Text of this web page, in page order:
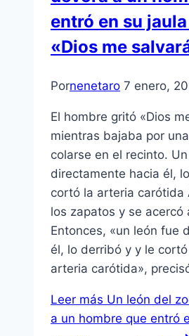
entró en su
«Dios me
Pornenetaro 7 enero,
El hombre gritó «Dios
mientras bajaba por
colarse en el recinto.
directamente hacia él,
cortó la arteria carótida
los zapatos y se acercó
Entonces, «un león fue
él, lo derribó y y le
arteria carótida»,
Leer más Un león del
a un hombre que entró